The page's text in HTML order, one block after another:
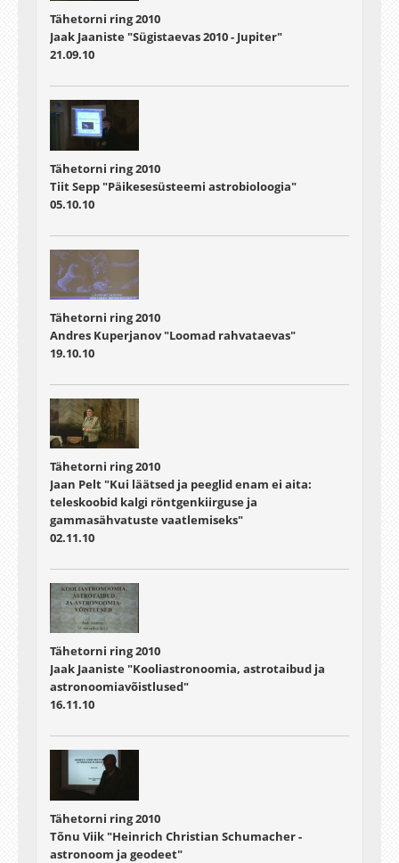
Tähetorni ring 2010
Jaak Jaaniste "Sügistaevas 2010 - Jupiter"
21.09.10
Tähetorni ring 2010
Tiit Sepp "Päikesesüsteemi astrobioloogia"
05.10.10
Tähetorni ring 2010
Andres Kuperjanov "Loomad rahvataevas"
19.10.10
Tähetorni ring 2010
Jaan Pelt "Kui läätsed ja peeglid enam ei aita:
teleskoobid kalgi röntgenkiirguse ja
gammasähvatuste vaatlemiseks"
02.11.10
Tähetorni ring 2010
Jaak Jaaniste "Kooliastronoomia, astrotaibud ja
astronoomiavõistlused"
16.11.10
Tähetorni ring 2010
Tõnu Viik "Heinrich Christian Schumacher -
astronoom ja geodeet"